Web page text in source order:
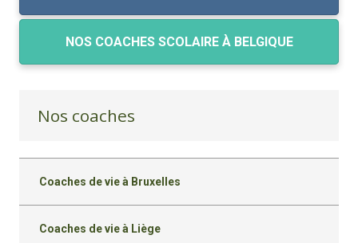
NOS COACHES SCOLAIRE À BELGIQUE
Nos coaches
Coaches de vie à Bruxelles
Coaches de vie à Liège